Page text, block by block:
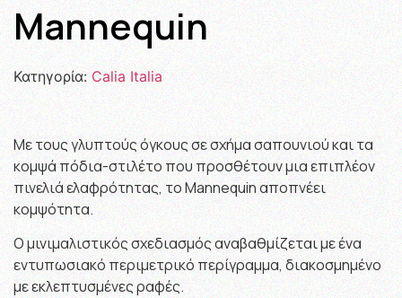
Mannequin
Κατηγορία:Calia Italia
Με τους γλυπτούς όγκους σε σχήμα σαπουνιού και τα
κομψά πόδια-στιλέτο που προσθέτουν μια επιπλέον
πινελιά ελαφρότητας, το Mannequin αποπνέει
κομψότητα.
Ο μινιμαλιστικός σχεδιασμός αναβαθμίζεται με ένα
εντυπωσιακό περιμετρικό περίγραμμα, διακοσμημένο
με εκλεπτυσμένες ραφές.